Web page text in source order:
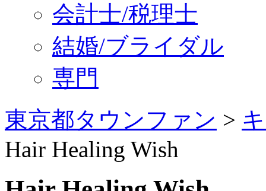
会計士/税理士
結婚/ブライダル
専門
東京都タウンファン >
Hair Healing Wish